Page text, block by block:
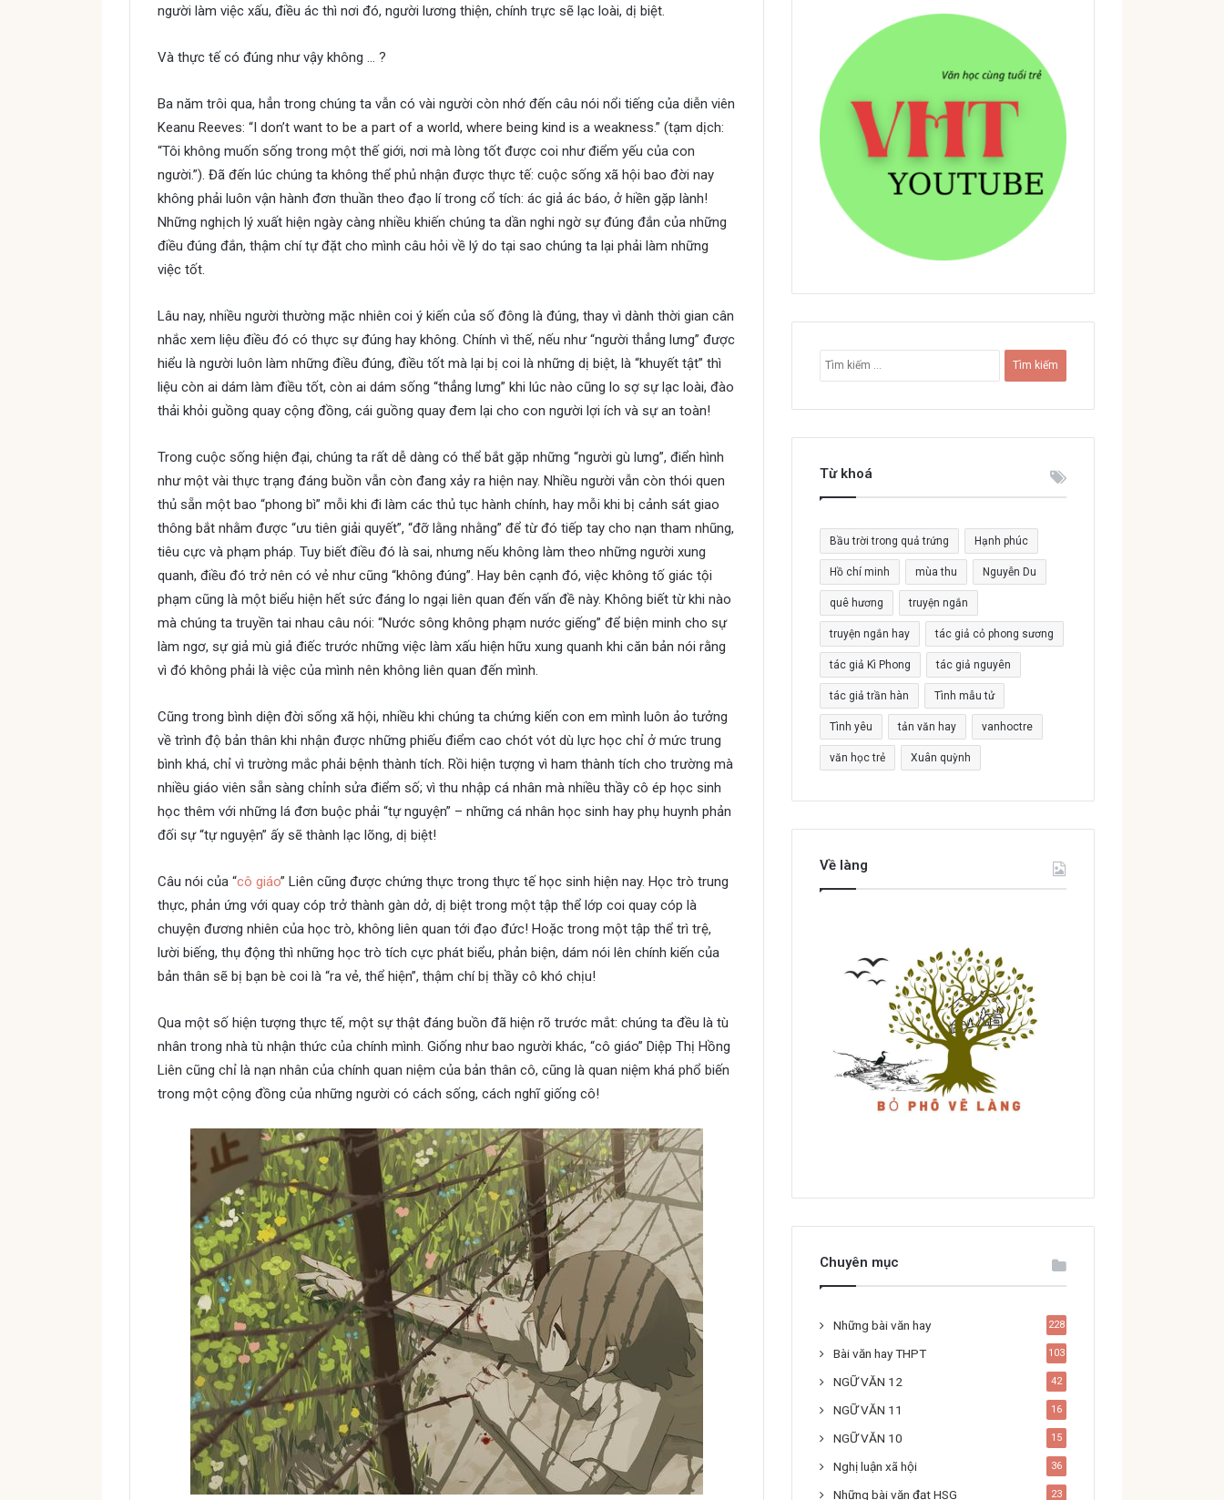
người làm việc xấu, điều ác thì nơi đó, người lương thiện, chính trực sẽ lạc loài, dị biệt.
Và thực tế có đúng như vậy không … ?
Ba năm trôi qua, hẳn trong chúng ta vẫn có vài người còn nhớ đến câu nói nổi tiếng của diễn viên
Keanu Reeves: “I don’t want to be a part of a world, where being kind is a weakness.” (tạm dịch:
“Tôi không muốn sống trong một thế giới, nơi mà lòng tốt được coi như điểm yếu của con
người.”). Đã đến lúc chúng ta không thể phủ nhận được thực tế: cuộc sống xã hội bao đời nay
không phải luôn vận hành đơn thuần theo đạo lí trong cổ tích: ác giả ác báo, ở hiền gặp lành!
Những nghịch lý xuất hiện ngày càng nhiều khiến chúng ta dần nghi ngờ sự đúng đắn của những
điều đúng đắn, thậm chí tự đặt cho mình câu hỏi về lý do tại sao chúng ta lại phải làm những
việc tốt.
Lâu nay, nhiều người thường mặc nhiên coi ý kiến của số đông là đúng, thay vì dành thời gian cân
nhắc xem liệu điều đó có thực sự đúng hay không. Chính vì thế, nếu như “người thẳng lưng” được
hiểu là người luôn làm những điều đúng, điều tốt mà lại bị coi là những dị biệt, là “khuyết tật” thì
liệu còn ai dám làm điều tốt, còn ai dám sống “thẳng lưng” khi lúc nào cũng lo sợ sự lạc loài, đào
thải khỏi guồng quay cộng đồng, cái guồng quay đem lại cho con người lợi ích và sự an toàn!
Trong cuộc sống hiện đại, chúng ta rất dễ dàng có thể bắt gặp những “người gù lưng”, điển hình
như một vài thực trạng đáng buồn vẫn còn đang xảy ra hiện nay. Nhiều người vẫn còn thói quen
thủ sẵn một bao “phong bì” mỗi khi đi làm các thủ tục hành chính, hay mỗi khi bị cảnh sát giao
thông bắt nhằm được “ưu tiên giải quyết”, “đỡ lằng nhằng” để từ đó tiếp tay cho nạn tham nhũng,
tiêu cực và phạm pháp. Tuy biết điều đó là sai, nhưng nếu không làm theo những người xung
quanh, điều đó trở nên có vẻ như cũng “không đúng”. Hay bên cạnh đó, việc không tố giác tội
phạm cũng là một biểu hiện hết sức đáng lo ngại liên quan đến vấn đề này. Không biết từ khi nào
mà chúng ta truyền tai nhau câu nói: “Nước sông không phạm nước giếng” để biện minh cho sự
làm ngơ, sự giả mù giả điếc trước những việc làm xấu hiện hữu xung quanh khi căn bản nói rằng
vì đó không phải là việc của mình nên không liên quan đến mình.
Cũng trong bình diện đời sống xã hội, nhiều khi chúng ta chứng kiến con em mình luôn ảo tưởng
về trình độ bản thân khi nhận được những phiếu điểm cao chót vót dù lực học chỉ ở mức trung
bình khá, chỉ vì trường mắc phải bệnh thành tích. Rồi hiện tượng vì ham thành tích cho trường mà
nhiều giáo viên sẵn sàng chỉnh sửa điểm số; vì thu nhập cá nhân mà nhiều thầy cô ép học sinh
học thêm với những lá đơn buộc phải “tự nguyện” – những cá nhân học sinh hay phụ huynh phản
đối sự “tự nguyện” ấy sẽ thành lạc lõng, dị biệt!
Câu nói của “cô giáo” Liên cũng được chứng thực trong thực tế học sinh hiện nay. Học trò trung
thực, phản ứng với quay cóp trở thành gàn dở, dị biệt trong một tập thể lớp coi quay cóp là
chuyện đương nhiên của học trò, không liên quan tới đạo đức! Hoặc trong một tập thể trì trệ,
lười biếng, thụ động thì những học trò tích cực phát biểu, phản biện, dám nói lên chính kiến của
bản thân sẽ bị bạn bè coi là “ra vẻ, thể hiện”, thậm chí bị thầy cô khó chịu!
Qua một số hiện tượng thực tế, một sự thật đáng buồn đã hiện rõ trước mắt: chúng ta đều là tù
nhân trong nhà tù nhận thức của chính mình. Giống như bao người khác, “cô giáo” Diệp Thị Hồng
Liên cũng chỉ là nạn nhân của chính quan niệm của bản thân cô, cũng là quan niệm khá phổ biến
trong một cộng đồng của những người có cách sống, cách nghĩ giống cô!
ì
i
c
o
:
Từ khoá
Bầu trời trong quả trứng Hạnh phúc
Hồ chí minh mùa thu Nguyễn Du
quê hương truyện ngắn
truyện ngắn hay tác giả cỏ phong sương
tác giả Kì Phong tác giả nguyên
tác giả trần hàn Tình mẫu tử
Tình yêu tản văn hay vanhoctre
văn học trẻ Xuân quỳnh
Về làng
Chuyên mục
Những bài văn hay 228
Bài văn hay THPT 103
NGỮ VĂN 12 42
NGỮ VĂN 11 16
NGỮ VĂN 10 15
Nghị luận xã hội 36
Những bài văn đạt HSG 23